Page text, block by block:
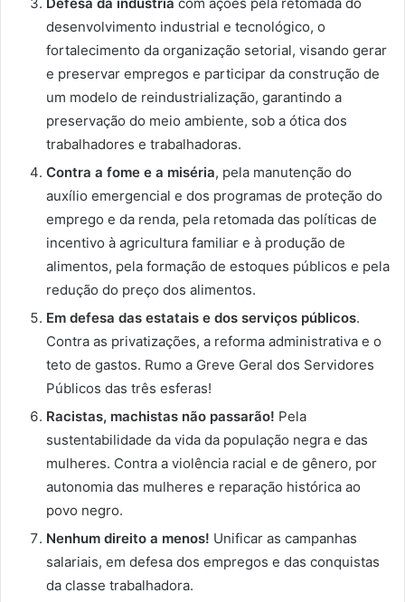
desenvolvimento industrial e tecnológico, o
fortalecimento da organização setorial, visando gerar
e preservar empregos e participar da construção de
um modelo de reindustrialização, garantindo a
preservação do meio ambiente, sob a ótica dos
trabalhadores e trabalhadoras.
Contra a fome e a miséria, pela manutenção do
auxílio emergencial e dos programas de proteção do
emprego e da renda, pela retomada das políticas de
incentivo à agricultura familiar e à produção de
alimentos, pela formação de estoques públicos e pela
redução do preço dos alimentos.
Em defesa das estatais e dos serviços públicos.
Contra as privatizações, a reforma administrativa e o
teto de gastos. Rumo a Greve Geral dos Servidores
Públicos das três esferas!
Racistas, machistas não passarão! Pela
sustentabilidade da vida da população negra e das
mulheres. Contra a violência racial e de gênero, por
autonomia das mulheres e reparação histórica ao
povo negro.
Nenhum direito a menos! Unificar as campanhas
salariais, em defesa dos empregos e das conquistas
da classe trabalhadora.